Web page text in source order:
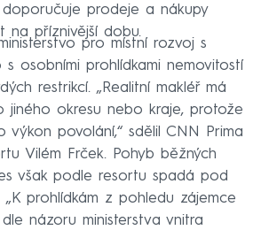
prodeje a nákupy
na příznivější dobu.
pro místní rozvoj s
osobními prohlídkami nemovitostí
restrikcí. „Realitní makléř má
jiného okresu nebo kraje, protože
povolání,“ sdělil CNN Prima
Vilém Frček. Pohyb běžných
však podle resortu spadá pod
„K prohlídkám z pohledu zájemce
názoru ministerstva vnitra